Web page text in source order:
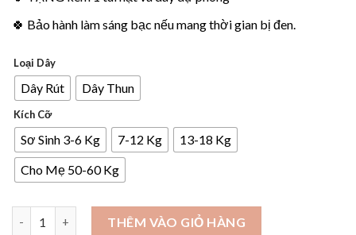
🍀 Bảo hành làm sáng bạc nếu mang thời gian bị đen.
Loại Dây
Dây Rút Dây Thun
Kích Cỡ
Sơ Sinh 3-6 Kg 7-12 Kg
13-18 Kg
Cho Mẹ 50-60 Kg
Vòng Dâu Tằm 2 Bi Bạc + Giáp Mèo Bé Gái (VDBG2BMKT) số
THÊM VÀO GIỎ HÀNG